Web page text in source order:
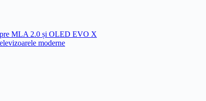
MLA 2.0 și OLED EVO X
moderne